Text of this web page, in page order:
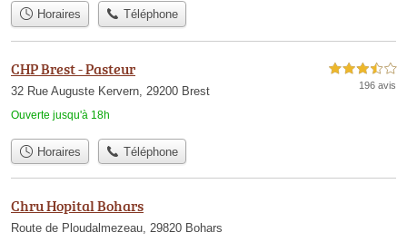
Horaires Téléphone
CHP Brest - Pasteur
32 Rue Auguste Kervern, 29200 Brest
Ouverte jusqu'à 18h
3,5 étoiles sur 5
196 avis
Horaires Téléphone
Chru Hopital Bohars
Route de Ploudalmezeau, 29820 Bohars